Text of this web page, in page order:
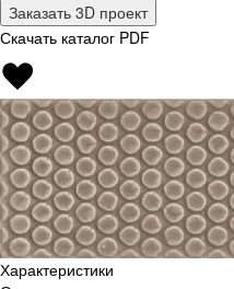
Заказать 3D проект
Скачать каталог PDF
Характеристики